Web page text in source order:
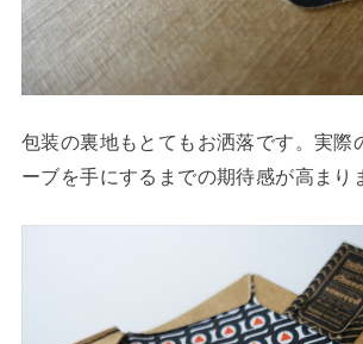
包装の裏地もとてもお洒落です。実際
ーブを手にするまでの期待感が高まり